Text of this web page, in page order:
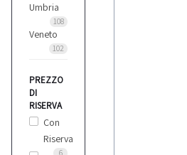
Umbria
108
Veneto
102
PREZZO
DI
RISERVA
Con
Riserva
6